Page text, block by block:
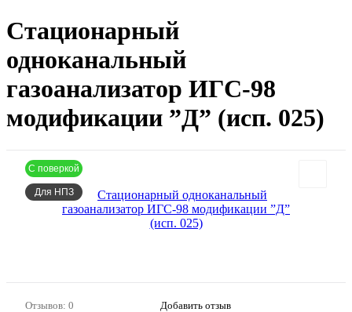
Стационарный
одноканальный
газоанализатор ИГС-98
модификации ”Д” (исп. 025)
С поверкой
Для НПЗ
Отзывов: 0 Добавить отзыв